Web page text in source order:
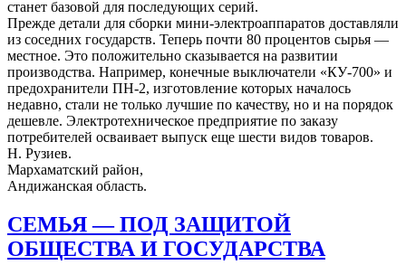
станет базовой для последующих серий.
Прежде детали для сборки мини-электроаппаратов доставляли
из соседних государств. Теперь почти 80 процентов сырья —
местное. Это положительно сказывается на развитии
производства. Например, конечные выключатели «КУ-700» и
предохранители ПН-2, изготовление которых началось
недавно, стали не только лучшие по качеству, но и на порядок
дешевле. Электротехническое предприятие по заказу
потребителей осваивает выпуск еще шести видов товаров.
Н. Рузиев.
Мархаматский район,
Андижанская область.
СЕМЬЯ — ПОД ЗАЩИТОЙ
ОБЩЕСТВА И ГОСУДАРСТВА